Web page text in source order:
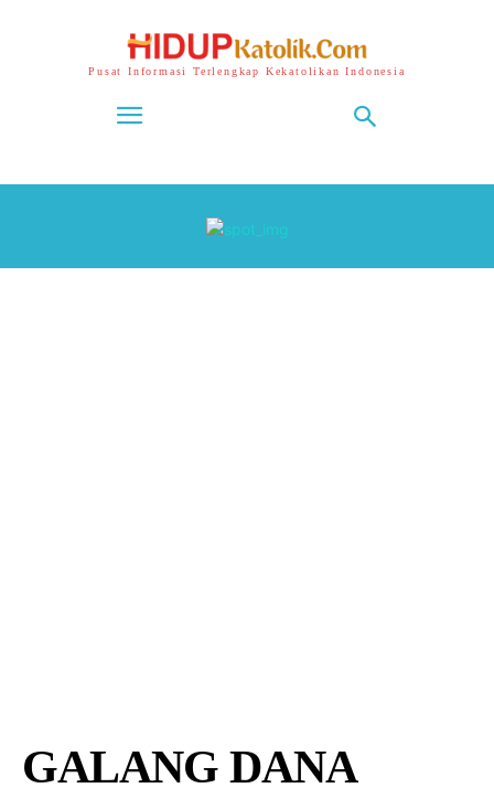
Pusat Informasi Terlengkap Kekatolikan Indonesia
GALANG DANA